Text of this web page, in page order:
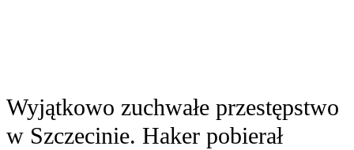
Wyjątkowo zuchwałe przestępstwo
w Szczecinie. Haker pobierał